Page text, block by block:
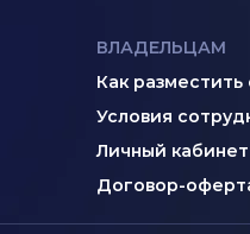
ВЛАДЕЛЬЦАМ
Как разместить
Условия
Личный кабинет
Договор-